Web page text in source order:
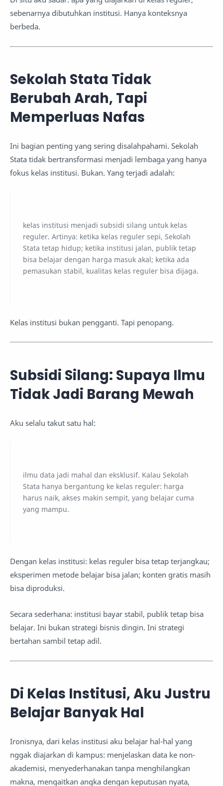
sebenarnya dibutuhkan institusi. Hanya konteksnya
berbeda.
Sekolah Stata Tidak
Berubah Arah, Tapi
Memperluas Nafas
Ini bagian penting yang sering disalahpahami. Sekolah
Stata tidak bertransformasi menjadi lembaga yang hanya
fokus kelas institusi. Bukan. Yang terjadi adalah:
kelas institusi menjadi subsidi silang untuk kelas
reguler. Artinya: ketika kelas reguler sepi, Sekolah
Stata tetap hidup; ketika institusi jalan, publik tetap
bisa belajar dengan harga masuk akal; ketika ada
pemasukan stabil, kualitas kelas reguler bisa dijaga.
Kelas institusi bukan pengganti. Tapi penopang.
Subsidi Silang: Supaya Ilmu
Tidak Jadi Barang Mewah
Aku selalu takut satu hal:
ilmu data jadi mahal dan eksklusif. Kalau Sekolah
Stata hanya bergantung ke kelas reguler: harga
harus naik, akses makin sempit, yang belajar cuma
yang mampu.
Dengan kelas institusi: kelas reguler bisa tetap terjangkau;
eksperimen metode belajar bisa jalan; konten gratis masih
bisa diproduksi.
Secara sederhana: institusi bayar stabil, publik tetap bisa
belajar. Ini bukan strategi bisnis dingin. Ini strategi
bertahan sambil tetap adil.
Di Kelas Institusi, Aku Justru
Belajar Banyak Hal
Ironisnya, dari kelas institusi aku belajar hal-hal yang
nggak diajarkan di kampus: menjelaskan data ke non-
akademisi, menyederhanakan tanpa menghilangkan
makna, mengaitkan angka dengan keputusan nyata,